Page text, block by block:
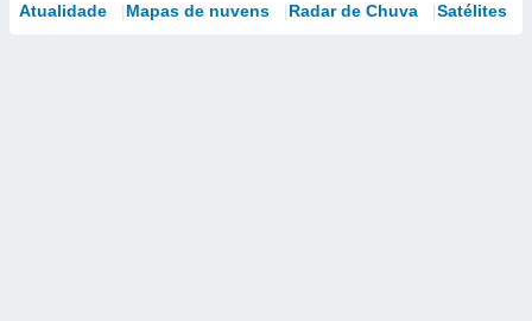
Atualidade Mapas de nuvens Radar de Chuva Satélites